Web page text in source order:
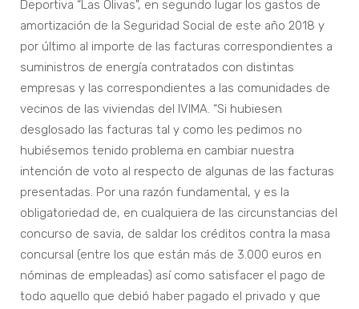
Deportiva “Las Olivas", en segundo lugar los gastos de
amortización de la Seguridad Social de este año 2018 y
por último al importe de las facturas correspondientes a
suministros de energía contratados con distintas
empresas y las correspondientes a las comunidades de
vecinos de las viviendas del IVIMA. “Si hubiesen
desglosado las facturas tal y como les pedimos no
hubiésemos tenido problema en cambiar nuestra
intención de voto al respecto de algunas de las facturas
presentadas. Por una razón fundamental, y es la
obligatoriedad de, en cualquiera de las circunstancias del
concurso de savia, de saldar los créditos contra la masa
concursal (entre los que están más de 3.000 euros en
nóminas de empleadas) así como satisfacer el pago de
todo aquello que debió haber pagado el privado y que